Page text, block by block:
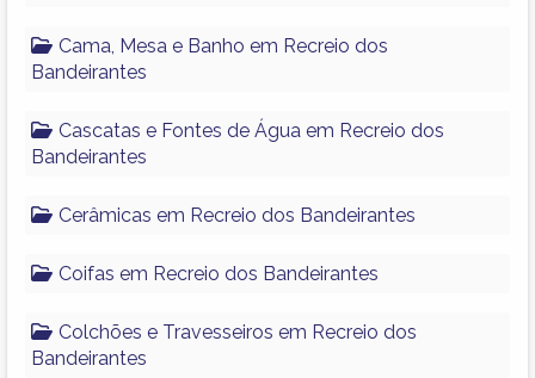
Cama, Mesa e Banho em Recreio dos
Bandeirantes
Cascatas e Fontes de Água em Recreio dos
Bandeirantes
Cerâmicas em Recreio dos Bandeirantes
Coifas em Recreio dos Bandeirantes
Colchões e Travesseiros em Recreio dos
Bandeirantes